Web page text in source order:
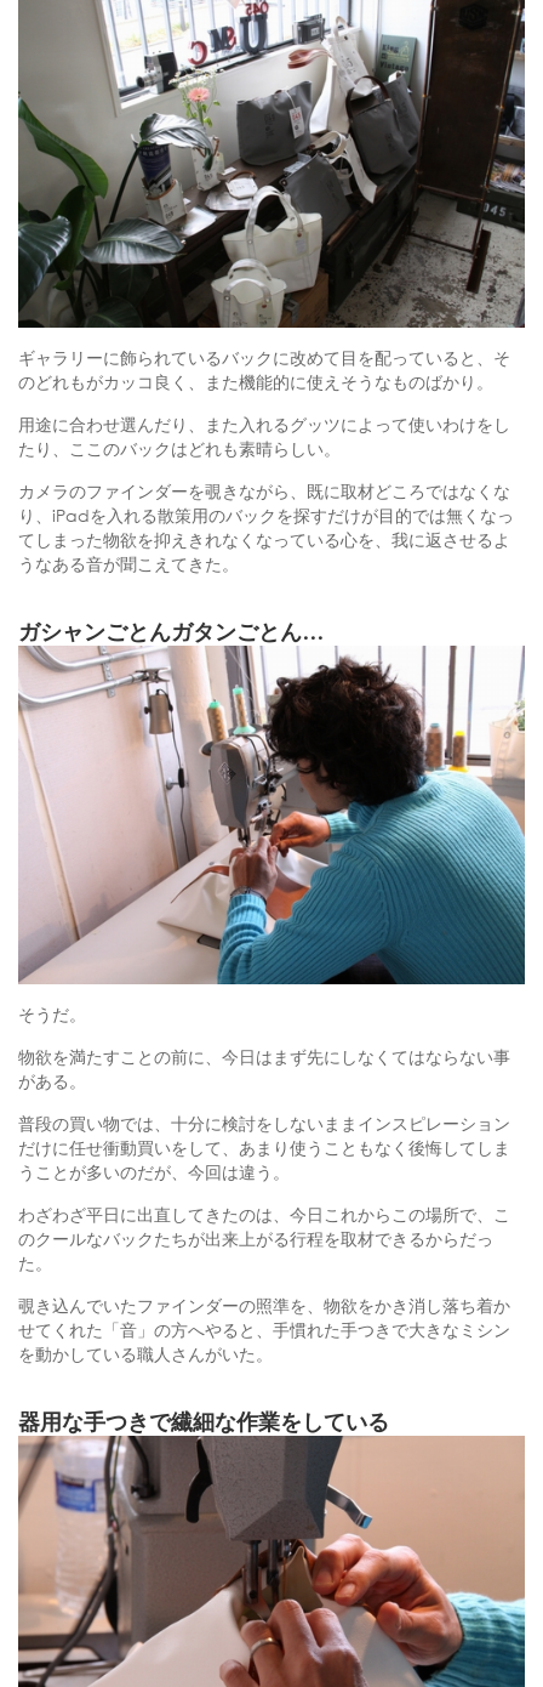
ギャラリーに飾られているバックに改めて目を配っていると、そ
のどれもがカッコ良く、また機能的に使えそうなものばかり。
用途に合わせ選んだり、また入れるグッツによって使いわけをし
たり、ここのバックはどれも素晴らしい。
カメラのファインダーを覗きながら、既に取材どころではなくな
り、iPadを入れる散策用のバックを探すだけが目的では無くなっ
てしまった物欲を抑えきれなくなっている心を、我に返させるよ
うなある音が聞こえてきた。
ガシャンごとんガタンごとん…
そうだ。
物欲を満たすことの前に、今日はまず先にしなくてはならない事
がある。
普段の買い物では、十分に検討をしないままインスピレーション
だけに任せ衝動買いをして、あまり使うこともなく後悔してしま
うことが多いのだが、今回は違う。
わざわざ平日に出直してきたのは、今日これからこの場所で、こ
のクールなバックたちが出来上がる行程を取材できるからだっ
た。
覗き込んでいたファインダーの照準を、物欲をかき消し落ち着か
せてくれた「音」の方へやると、手慣れた手つきで大きなミシン
を動かしている職人さんがいた。
器用な手つきで繊細な作業をしている